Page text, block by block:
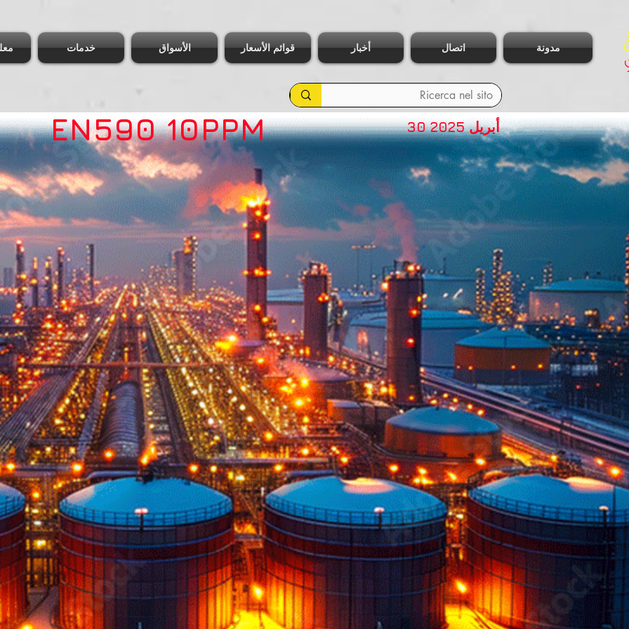
خدمات الأسواق قوائم الأسعار أخبار اتصال مدونة
EN590 10PPM 30 أبريل 2025